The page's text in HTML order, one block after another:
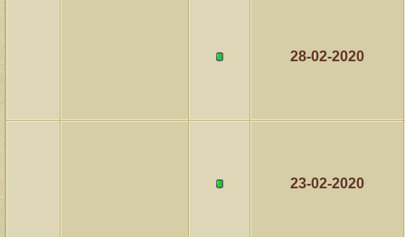
28-02-2020
23-02-2020